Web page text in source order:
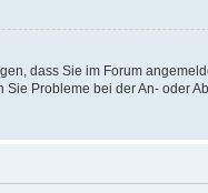
dass Sie im Forum
Probleme bei der An- oder